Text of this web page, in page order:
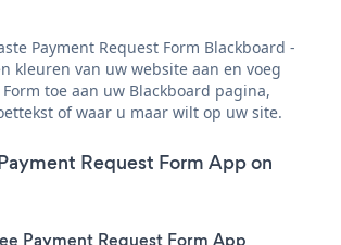
Payment Request Form Blackboard -
kleuren van uw website aan en voeg
toe aan uw Blackboard pagina,
of waar u maar wilt op uw site.
Request Form App on
Payment Request Form App